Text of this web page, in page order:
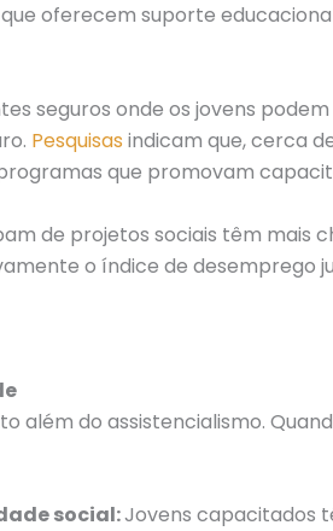
oferecem suporte
seguros onde os jovens
Pesquisas indicam que, cerca
que promovam
de projetos sociais têm mais
o índice de desemprego
além do assistencialismo.
social:Jovens capacitados